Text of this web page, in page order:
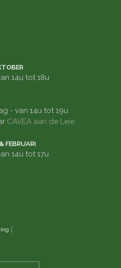
14u tot 18u
- van 14u tot 19u
CAVEA aan de Leie
FEBRUARI
14u tot 17u